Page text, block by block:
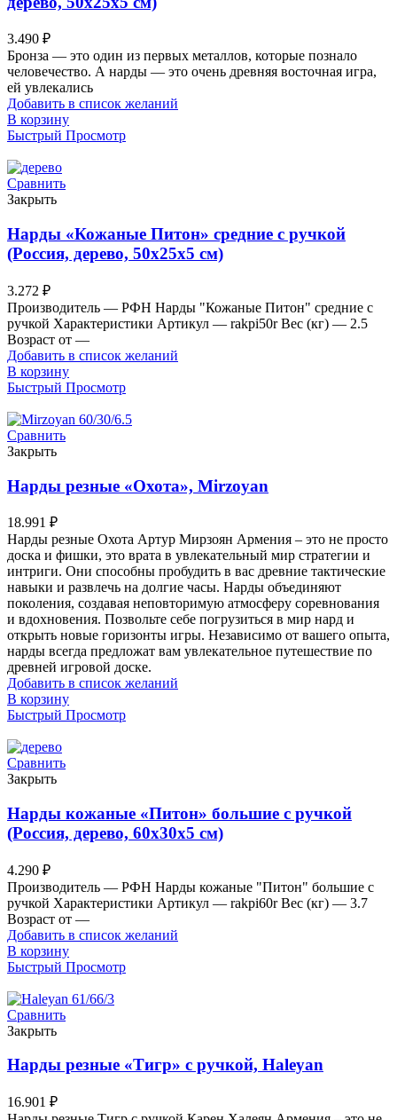
3.490 ₽
Бронза — это один из первых металлов, которые познало
человечество. А нарды — это очень древняя восточная игра,
ей увлекались
Добавить в список желаний
В корзину
Быстрый Просмотр
Сравнить
Закрыть
Нарды «Кожаные Питон» средние с ручкой
(Россия, дерево, 50х25х5 см)
3.272 ₽
Производитель — РФН Нарды "Кожаные Питон" средние с
ручкой Характеристики Артикул — rakpi50r Вес (кг) — 2.5
Возраст от —
Добавить в список желаний
В корзину
Быстрый Просмотр
Сравнить
Закрыть
Нарды резные «Охота», Mirzoyan
18.991 ₽
Нарды резные Охота Артур Мирзоян Армения – это не просто
доска и фишки, это врата в увлекательный мир стратегии и
интриги. Они способны пробудить в вас древние тактические
навыки и развлечь на долгие часы. Нарды объединяют
поколения, создавая неповторимую атмосферу соревнования
и вдохновения. Позвольте себе погрузиться в мир нард и
открыть новые горизонты игры. Независимо от вашего опыта,
нарды всегда предложат вам увлекательное путешествие по
древней игровой доске.
Добавить в список желаний
В корзину
Быстрый Просмотр
Сравнить
Закрыть
Нарды кожаные «Питон» большие с ручкой
(Россия, дерево, 60х30х5 см)
4.290 ₽
Производитель — РФН Нарды кожаные "Питон" большие с
ручкой Характеристики Артикул — rakpi60r Вес (кг) — 3.7
Возраст от —
Добавить в список желаний
В корзину
Быстрый Просмотр
Сравнить
Закрыть
Нарды резные «Тигр» с ручкой, Haleyan
16.901 ₽